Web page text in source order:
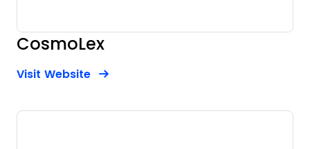
CosmoLex
Visit WebsiteOpens New Window